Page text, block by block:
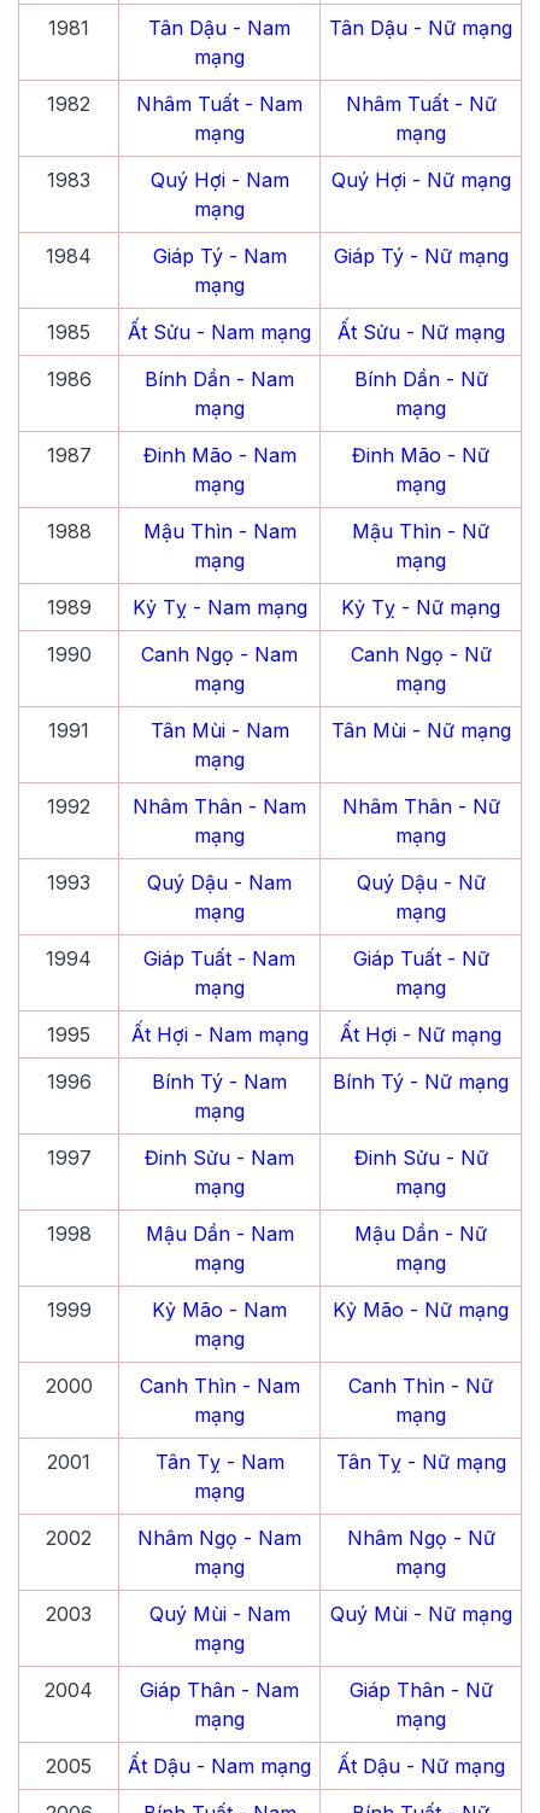
1981 Tân Dậu - Nam
mạng
Tân Dậu - Nữ mạng
1982 Nhâm Tuất - Nam
mạng
Nhâm Tuất- Nữ
mạng
1983
Quý Hợi- Nam
mạng
Quý Hợi- Nữ mạng
1984 Giáp Tý- Nam
mạng
Giáp Tý- Nữ mạng
1985 Ất Sửu - Nam mạng Ất Sửu- Nữ mạng
1986
Bính Dần - Nam
mạng
Bính Dần- Nữ
mạng
1987
Đinh Mão - Nam
mạng
Đinh Mão - Nữ
mạng
1988
Mậu Thìn- Nam
mạng
Mậu Thìn - Nữ
mạng
1989
Kỷ Tỵ- Nam mạng Kỷ Tỵ - Nữ mạng
1990
Canh Ngọ - Nam
mạng
Canh Ngọ - Nữ
mạng
1991
Tân Mùi- Nam
mạng
Tân Mùi- Nữ mạng
1992 Nhâm Thân - Nam
mạng
Nhâm Thân- Nữ
mạng
1993
Quý Dậu - Nam
mạng
Quý Dậu- Nữ
mạng
1994
Giáp Tuất - Nam
mạng
Giáp Tuất- Nữ
mạng
1995
Ất Hợi- Nam mạng Ất Hợi - Nữ mạng
1996
Bính Tý - Nam
mạng
Bính Tý - Nữ mạng
1997 Đinh Sửu - Nam
mạng
Đinh Sửu- Nữ
mạng
1998
Mậu Dần- Nam
mạng
Mậu Dần - Nữ
mạng
1999
Kỷ Mão - Nam
mạng
Kỷ Mão - Nữ mạng
2000 Canh Thìn- Nam
mạng
Canh Thìn - Nữ
mạng
2001
Tân Tỵ- Nam
mạng
Tân Tỵ- Nữ mạng
2002 Nhâm Ngọ - Nam
mạng
Nhâm Ngọ - Nữ
mạng
2003
Quý Mùi- Nam
mạng
Quý Mùi- Nữ mạng
2004 Giáp Thân - Nam
mạng
Giáp Thân- Nữ
mạng
2005
Ất Dậu - Nam mạng Ất Dậu- Nữ mạng